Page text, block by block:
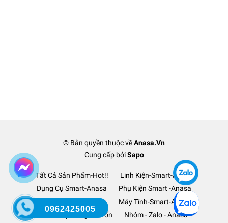
© Bản quyền thuộc vềAnasa.Vn
Cung cấp bởi Sapo
Tất Cả Sản Phẩm-Hot!!
Linh Kiện-Smart-Anasa
Dụng Cụ Smart-Anasa
Phụ Kiện Smart -Anasa
Ô Tô Xe Hơi TM-Anasa
Máy Tính-Smart-Anasa
Thanh Lý Hàng-Lỗ Vốn
Nhóm - Zalo - Anasa
0962425005